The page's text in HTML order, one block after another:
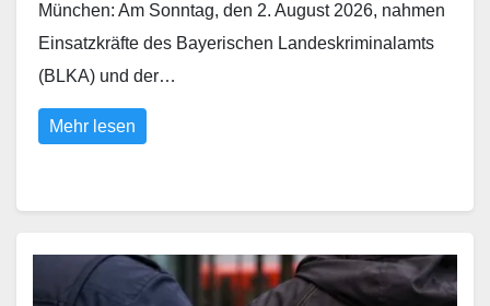
München: Am Sonntag, den 2. August 2026, nahmen
Einsatzkräfte des Bayerischen Landeskriminalamts
(BLKA) und der…
Mehr lesen